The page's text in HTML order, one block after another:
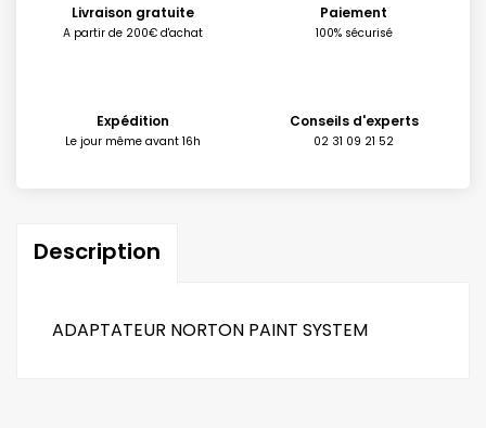
Livraison gratuite
A partir de 200€ d'achat
Paiement
100% sécurisé
Expédition
Le jour même avant 16h
Conseils d'experts
02 31 09 21 52
Description
ADAPTATEUR NORTON PAINT SYSTEM